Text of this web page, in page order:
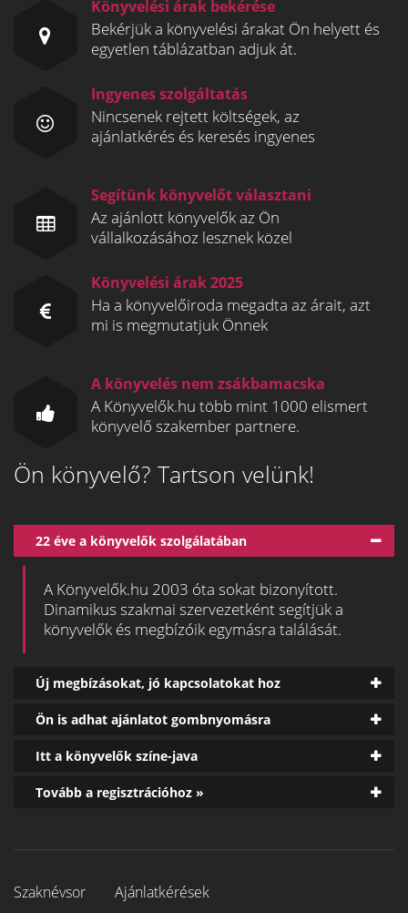
Könyvelési árak bekérése
Bekérjük a könyvelési árakat Ön helyett és
egyetlen táblázatban adjuk át.
Ingyenes szolgáltatás
Nincsenek rejtett költségek, az
ajánlatkérés és keresés ingyenes
Segítünk könyvelőt választani
Az ajánlott könyvelők az Ön
vállalkozásához lesznek közel
Könyvelési árak 2025
Ha a könyvelőiroda megadta az árait, azt
mi is megmutatjuk Önnek
A könyvelés nem zsákbamacska
A Könyvelők.hu több mint 1000 elismert
könyvelő szakember partnere.
Ön könyvelő? Tartson velünk!
22 éve a könyvelők szolgálatában
A Könyvelők.hu 2003 óta sokat bizonyított.
Dinamikus szakmai szervezetként segítjük a
könyvelők és megbízóik egymásra találását.
Új megbízásokat, jó kapcsolatokat hoz
Ön is adhat ajánlatot gombnyomásra
Itt a könyvelők színe-java
Tovább a regisztrációhoz »
Szaknévsor
Ajánlatkérések